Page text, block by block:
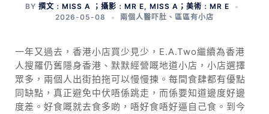
BY 撰文﹕MISS A ；攝影﹕MR E, MISS A；美術﹕MR E
2026-05-08
兩個人醫吓肚 、 區區有小店
一年又過去，香港小店買少見少，E.A.Two繼續為香港
人搜羅仍舊隱身香港、默默經營嘅地道小店，小店選擇
眾多，兩個人出街拍拖可以慢慢揀。每間食肆都有優點
同缺點，真正避免中伏唔係跳走，而係要知道邊度好邊
度差。好食嘅就去食多啲，唔好食唔好逼自己食。到今